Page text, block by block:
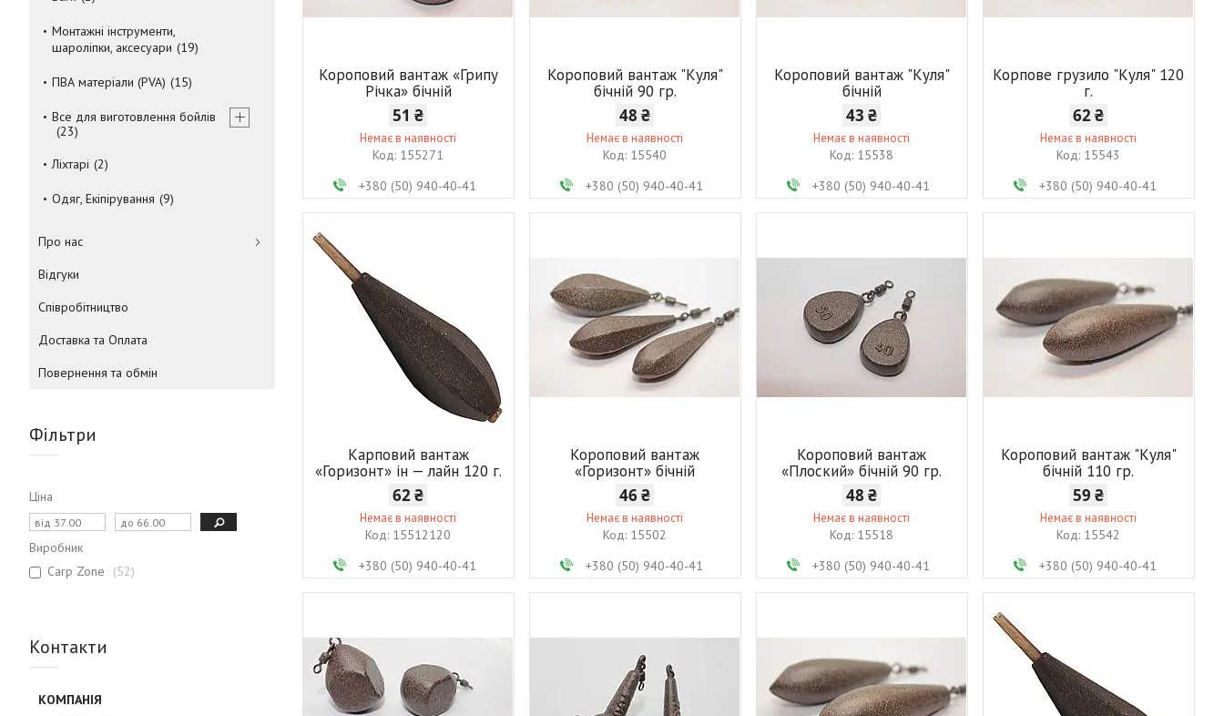
Короповий вантаж «Грипу
Річка» бічній
51 ₴
Немає в наявності
155271
+380 (50) 940-40-41
Короповий вантаж "Куля"
бічній 90 гр.
48 ₴
Немає в наявності
15540
+380 (50) 940-40-41
Короповий вантаж "Куля"
бічній
43 ₴
Немає в наявності
15538
+380 (50) 940-40-41
Корпове грузило "Куля" 120
г.
62 ₴
Немає в наявності
15543
+380 (50) 940-40-41
Карповий вантаж
«Горизонт» ін — лайн 120 г.
62 ₴
Немає в наявності
15512120
+380 (50) 940-40-41
Короповий вантаж
«Горизонт» бічній
46 ₴
Немає в наявності
15502
+380 (50) 940-40-41
Короповий вантаж
«Плоский» бічній 90 гр.
48 ₴
Немає в наявності
15518
+380 (50) 940-40-41
Короповий вантаж "Куля"
бічній 110 гр.
59 ₴
Немає в наявності
15542
+380 (50) 940-40-41
Монтажні інструменти,
шароліпки, аксесуари
19
ПВА матеріали (PVA) 15
Все для виготовлення бойлів
23
Ліхтарі 2
Одяг, Екіпірування 9
Про нас
Відгуки
Співробітництво
Доставка та Оплата
Повернення та обмін
Фільтри
Ціна
Виробник
Carp Zone
52
Контакти